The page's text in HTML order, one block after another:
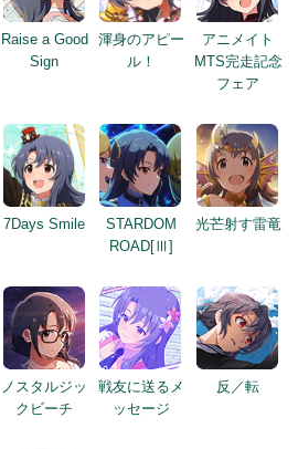
Raise a Good
Sign
渾身のアピー
ル！
アニメイト
MTS完走記念
フェア
7Days Smile
STARDOM
ROAD[Ⅲ]
光芒射す雷竜
ノスタルジッ
クビーチ
戦友に送るメ
ッセージ
反／転